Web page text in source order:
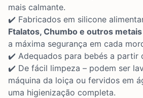
mais calmante.
✔️ Fabricados em silicone
Ftalatos, Chumbo e outros
a máxima segurança em cada
✔️ Adequados para bebés a partir
✔️ De fácil limpeza – podem ser
máquina da loiça ou fervidos em
uma higienização completa.